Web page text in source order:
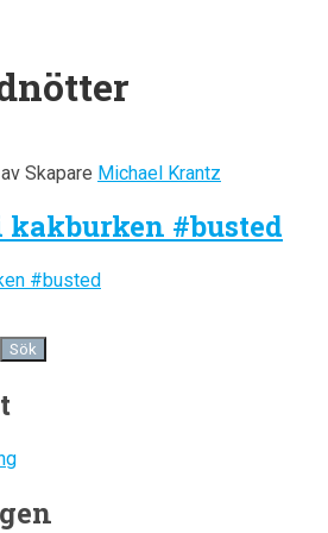
av Skapare Michael Krantz
#busted